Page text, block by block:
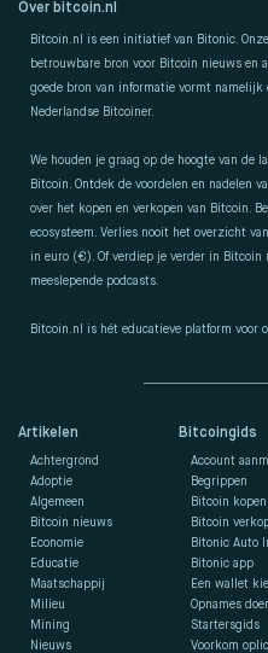
Artikelen
Achtergrond
Adoptie
Algemeen
Bitcoin nieuws
Economie
Educatie
Maatschappij
Milieu
Mining
Nieuws
Bitcoingids
Account
Begrippen
Bitcoin kopen
Bitcoin
Bitonic Auto
Bitonic app
Een wallet
Opnames
Startersgids
Voorkom
Over bitcoin.nl
Bitcoin.nl is een initiatief van Bitonic.
betrouwbare bron voor Bitcoin nieuws en
goede bron van informatie vormt
Nederlandse Bitcoiner.
We houden je graag op de hoogte van de
Bitcoin. Ontdek de voordelen en nadelen
over het kopen en verkopen van Bitcoin.
ecosysteem. Verlies nooit het overzicht
in euro (€). Of verdiep je verder in Bitcoin
meeslepende podcasts.
Bitcoin.nl is hét educatieve platform voor